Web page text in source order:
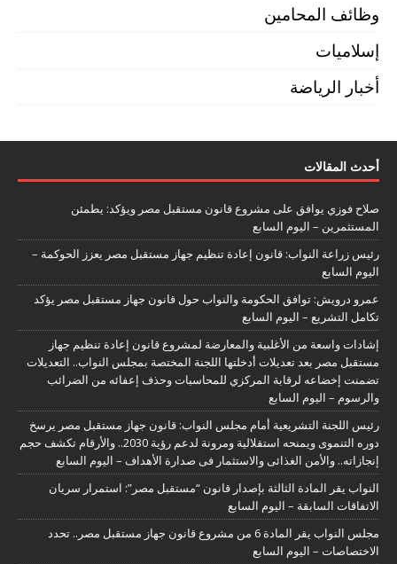
وظائف المحامين
إسلاميات
أخبار الرياضة
أحدث المقالات
صلاح فوزي يوافق على مشروع قانون مستقبل مصر ويؤكد: يطمئن
المستثمرين – اليوم السابع
رئيس زراعة النواب: قانون إعادة تنظيم جهاز مستقبل مصر يعزز الحوكمة –
اليوم السابع
عمرو درويش: توافق الحكومة والنواب حول قانون جهاز مستقبل مصر يؤكد
تكامل التشريع – اليوم السابع
إشادات واسعة من الأغلبية والمعارضة لمشروع قانون إعادة تنظيم جهاز
مستقبل مصر بعد تعديلات أدخلتها اللجنة المختصة بمجلس النواب.. التعديلات
تضمنت إخضاعه لرقابة المركزي للمحاسبات وحذف إعفائه من الضرائب
والرسوم – اليوم السابع
رئيس اللجنة التشريعية أمام مجلس النواب: قانون جهاز مستقبل مصر يرسخ
دوره التنموى ويمنحه استقلالية ومرونة لدعم رؤية 2030.. والأرقام تكشف حجم
إنجازاته.. والأمن الغذائى والاستثمار فى صدارة الأهداف – اليوم السابع
النواب يقر المادة الثالثة بإصدار قانون “مستقبل مصر”: استمرار سريان
الاتفاقات السابقة – اليوم السابع
مجلس النواب يقر المادة 6 من مشروع قانون جهاز مستقبل مصر.. تحدد
الاختصاصات – اليوم السابع